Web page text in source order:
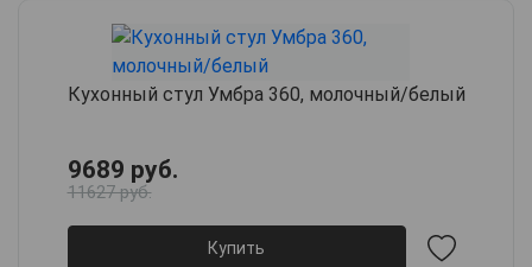
Кухонный стул Умбра 360, молочный/белый
9689 руб.
11627 руб.
Купить